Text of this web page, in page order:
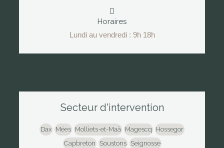
Horaires
Lundi au vendredi : 9h 18h
Secteur d'intervention
Dax Mées Molliets-et-Maâ Magescq
Hossegor
Capbreton
Soustons
Seignosse